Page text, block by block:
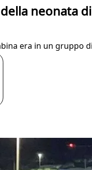
neonata
era in un gruppo